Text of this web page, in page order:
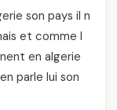
son pays il n
et comme l
en algerie
parle lui son